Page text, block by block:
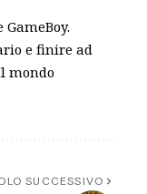
e finire ad
mondo
SUCCESSIVO